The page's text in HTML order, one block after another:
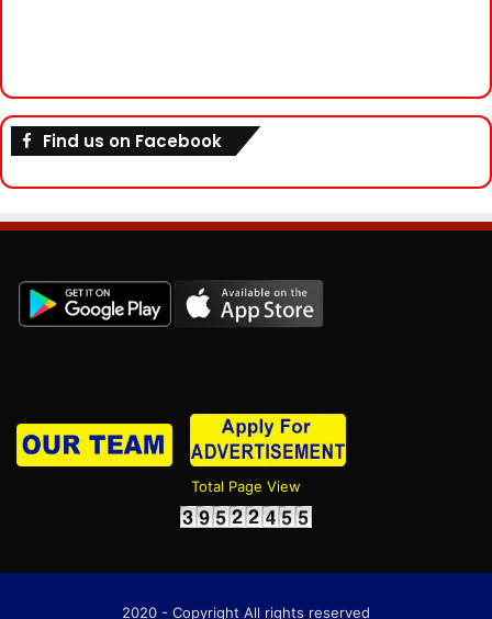
Find us on Facebook
Total Page View
2020 - Copyright All rights reserved